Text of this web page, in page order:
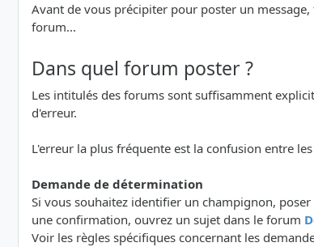
Avant de vous précipiter pour poster un
forum...
Dans quel forum poster ?
Les intitulés des forums sont suffisamment
d'erreur.
L'erreur la plus fréquente est la confusion entre les
Demande de détermination
Si vous souhaitez identifier un champignon,
une confirmation, ouvrez un sujet dans le forum
Voir les règles spécifiques concernant les